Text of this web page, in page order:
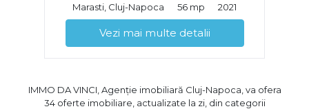
Marasti, Cluj-Napoca
56 mp 2021
Vezi mai multe detalii
IMMO DA VINCI, Agenție imobiliară Cluj-Napoca, va ofera
34 oferte imobiliare, actualizate la zi, din categorii